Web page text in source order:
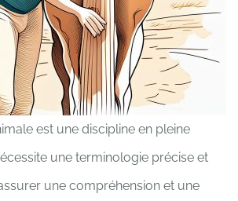
est une discipline en pleine
une terminologie précise et
une compréhension et une